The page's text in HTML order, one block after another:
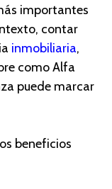
importantes
contar
inmobiliaria,
como Alfa
puede marcar
beneficios